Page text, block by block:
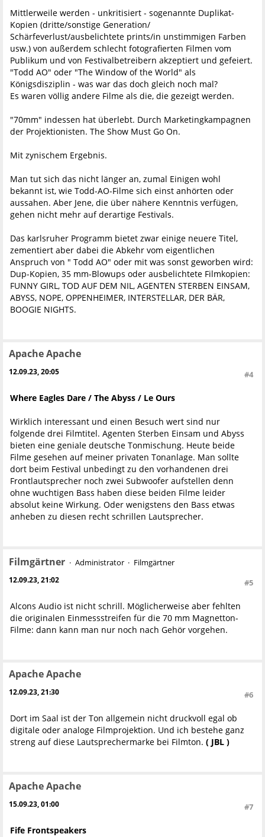
Mittlerweile werden - unkritisiert - sogenannte Duplikat-
Kopien (dritte/sonstige Generation/
Schärfeverlust/ausbelichtete prints/in unstimmigen Farben
usw.) von außerdem schlecht fotografierten Filmen vom
Publikum und von Festivalbetreibern akzeptiert und gefeiert.
"Todd AO" oder "The Window of the World" als
Königsdisziplin - was war das doch gleich noch mal?
Es waren völlig andere Filme als die, die gezeigt werden.
"70mm" indessen hat überlebt. Durch Marketingkampagnen
der Projektionisten. The Show Must Go On.
Mit zynischem Ergebnis.
Man tut sich das nicht länger an, zumal Einigen wohl
bekannt ist, wie Todd-AO-Filme sich einst anhörten oder
aussahen. Aber Jene, die über nähere Kenntnis verfügen,
gehen nicht mehr auf derartige Festivals.
Das karlsruher Programm bietet zwar einige neuere Titel,
zementiert aber dabei die Abkehr vom eigentlichen
Anspruch von " Todd AO" oder mit was sonst geworben wird:
Dup-Kopien, 35 mm-Blowups oder ausbelichtete Filmkopien:
FUNNY GIRL, TOD AUF DEM NIL, AGENTEN STERBEN EINSAM,
ABYSS, NOPE, OPPENHEIMER, INTERSTELLAR, DER BÄR,
BOOGIE NIGHTS.
Apache Apache
12.09.23, 20:05 #4
Where Eagles Dare / The Abyss / Le Ours
Wirklich interessant und einen Besuch wert sind nur
folgende drei Filmtitel. Agenten Sterben Einsam und Abyss
bieten eine geniale deutsche Tonmischung. Heute beide
Filme gesehen auf meiner privaten Tonanlage. Man sollte
dort beim Festival unbedingt zu den vorhandenen drei
Frontlautsprecher noch zwei Subwoofer aufstellen denn
ohne wuchtigen Bass haben diese beiden Filme leider
absolut keine Wirkung. Oder wenigstens den Bass etwas
anheben zu diesen recht schrillen Lautsprecher.
Filmgärtner Administrator Filmgärtner
12.09.23, 21:02 #5
Alcons Audio ist nicht schrill. Möglicherweise aber fehlten
die originalen Einmessstreifen für die 70 mm Magnetton-
Filme: dann kann man nur noch nach Gehör vorgehen.
Apache Apache
12.09.23, 21:30 #6
Dort im Saal ist der Ton allgemein nicht druckvoll egal ob
digitale oder analoge Filmprojektion. Und ich bestehe ganz
streng auf diese Lautsprechermarke bei Filmton. ( JBL )
Apache Apache
15.09.23, 01:00 #7
Fife Frontspeakers